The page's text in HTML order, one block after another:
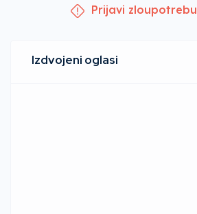
Prijavi zloupotrebu